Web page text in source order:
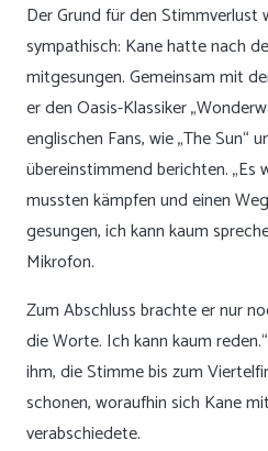
Der Grund für den Stimmverlust
sympathisch: Kane hatte nach
mitgesungen. Gemeinsam mit
er den Oasis-Klassiker
englischen Fans, wie „The Sun“
übereinstimmend berichten. „Es
mussten kämpfen und einen
gesungen, ich kann kaum
Mikrofon.
Zum Abschluss brachte er nur
die Worte. Ich kann kaum
ihm, die Stimme bis zum
schonen, woraufhin sich Kane
verabschiedete.